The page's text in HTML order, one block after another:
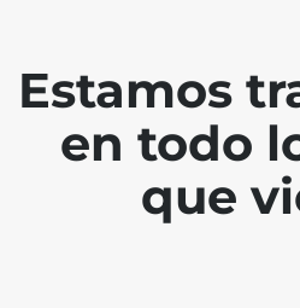
Estamos
en todo
que